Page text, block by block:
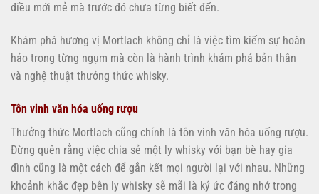
điều mới mẻ mà trước đó chưa từng biết đến.
Khám phá hương vị Mortlach không chỉ là việc tìm kiếm sự hoàn
hảo trong từng ngụm mà còn là hành trình khám phá bản thân
và nghệ thuật thưởng thức whisky.
Tôn vinh văn hóa uống rượu
Thưởng thức Mortlach cũng chính là tôn vinh văn hóa uống rượu.
Đừng quên rằng việc chia sẻ một ly whisky với bạn bè hay gia
đình cũng là một cách để gắn kết mọi người lại với nhau. Những
khoảnh khắc đẹp bên ly whisky sẽ mãi là ký ức đáng nhớ trong